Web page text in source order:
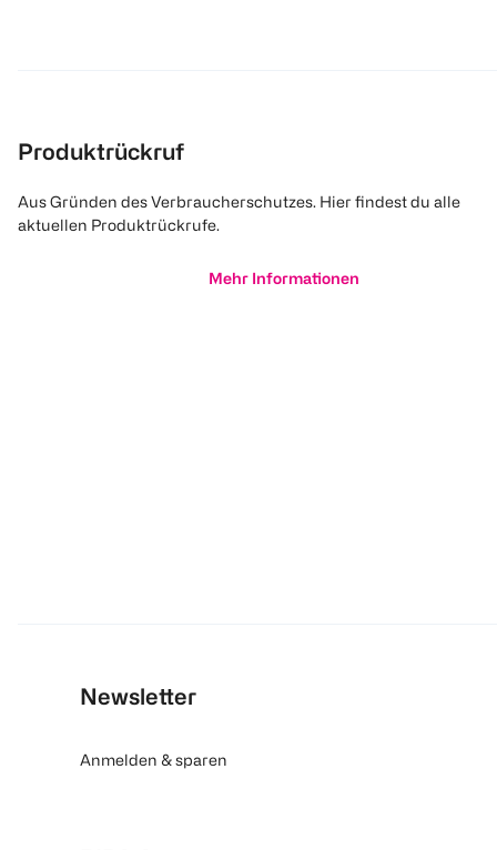
Produktrückruf
Aus Gründen des Verbraucherschutzes. Hier findest du alle
aktuellen Produktrückrufe.
Mehr Informationen
Newsletter
Anmelden & sparen